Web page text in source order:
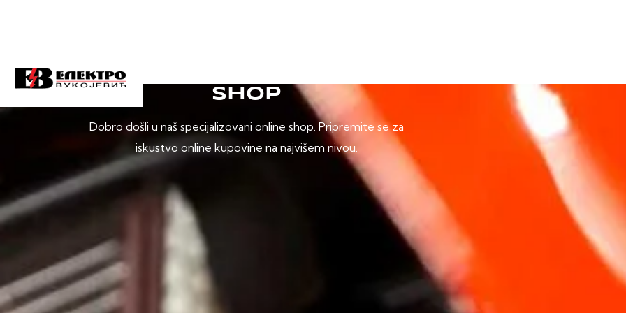
SHOP
Dobro došli u naš specijalizovani online shop. Pripremite se za
iskustvo online kupovine na najvišem nivou.